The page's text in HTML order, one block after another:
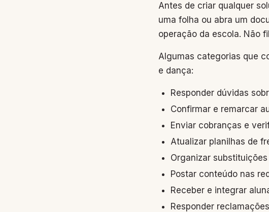
Antes de criar qualquer
uma folha ou abra um
operação da escola. Não
Algumas categorias que
e dança:
Responder dúvidas
Confirmar e remarcar
Enviar cobranças e
Atualizar planilhas de
Organizar
Postar conteúdo nas
Receber e integrar
Responder